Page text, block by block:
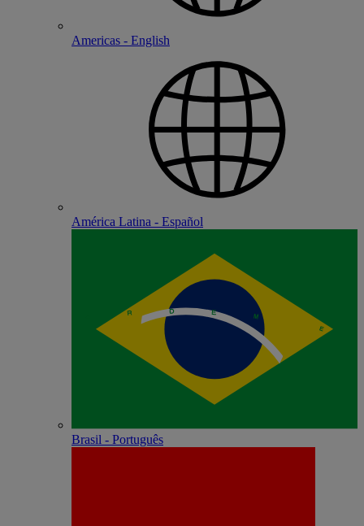
Americas - English
América Latina - Español
Brasil - Português